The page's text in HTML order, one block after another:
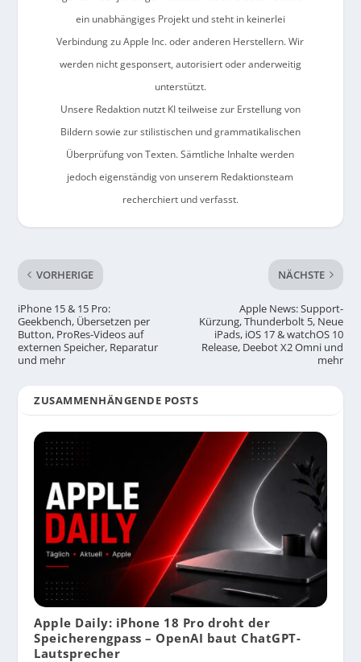
ein unabhängiges Projekt und steht in keinerlei
Verbindung zu Apple Inc. oder anderen Herstellern. Wir
werden nicht gesponsert, autorisiert oder anderweitig
unterstützt.
Unsere Redaktion nutzt KI teilweise zur Erstellung von
Bildern sowie zur stilistischen und grammatikalischen
Überprüfung von Texten. Sämtliche Inhalte werden
jedoch eigenständig von unserem Redaktionsteam
recherchiert und verfasst.
VORHERIGE
iPhone 15 & 15 Pro:
Geekbench, Übersetzen per
Button, ProRes-Videos auf
externen Speicher, Reparatur
und mehr
NÄCHSTE
Apple News: Support-
Kürzung, Thunderbolt 5, Neue
iPads, iOS 17 & watchOS 10
Release, Deebot X2 Omni und
mehr
ZUSAMMENHÄNGENDE POSTS
Apple Daily: iPhone 18 Pro droht der
Speicherengpass – OpenAI baut ChatGPT-
Lautsprecher